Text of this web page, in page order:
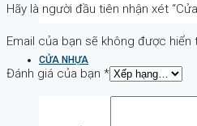
CỬA NHỰA
Hãy là người đầu tiên nhận xét
Email của bạn sẽ không được hiển
Đánh giá của bạn *